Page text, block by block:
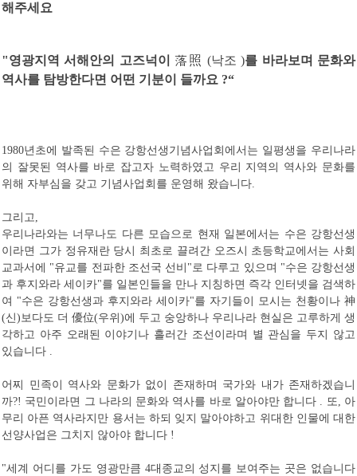
해주세요
"영광지역 서해안의 고즈넉이 落照 (낙조)를 바라보며 문화와
역사를 탐방한다면 어떤 기분이 들까요 ?“
1980년초에 발족된 수은 강항선생기념사업회에서는 일평생을 우리나라
의 잘못된 역사를 바로 잡고자 노력하였고 우리 지역의 역사와 문화를
위해 자부심을 갖고 기념사업회를 운영해 왔습니다.
그리고,
우리나라와는 너무나도 다른 모습으로 현재 일본에서는 수은 강항선생
이라면 그가 정유재란 당시 최초로 끌려간 오즈시 초등학교에서는 사회
교과서에 "유교를 전파한 조선국 선비 "로 다루고 있으며 "수은 강항선생
과 후지와라 세이카"를 일본인들을 만나 지칭하면 즉각 인터넷을 검색하
여 "수은 강항선생과 후지와라 세이카"를 자기들이 모시는 천황이나 神
(신)보다도 더 優位(우위)에 두고 숭앙하나 우리나라 현실은 고루하게 생
각하고 아주 오래된 이야기나 흘러간 조선이라며 별 관심을 두지 않고
있습니다 .
어찌 민족이 역사와 문화가 없이 존재하며 국가와 내가 존재하겠습니
까?! 국민이라면 그 나라의 문화와 역사를 바로 알아야만 합니다 . 또, 아
무리 아픈 역사라지만 용서는 하되 잊지 말아야하고 위대한 인물에 대한
선양사업은 그치지 않아야 합니다 !
"세계 어디를 가도 영광만큼 4대종교의 성지를 보여주는 곳은 없습니다